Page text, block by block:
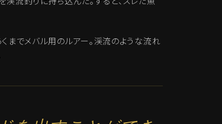
までメバル用のルアー。渓流のような流れ